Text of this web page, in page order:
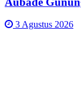
3 Agustus 2026